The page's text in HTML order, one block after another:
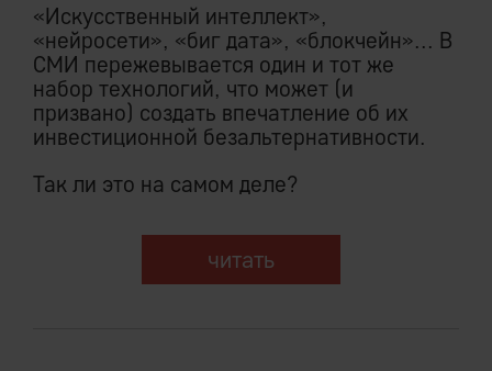
«Искусственный интеллект»,
«нейросети», «биг дата», «блокчейн»... В
СМИ пережевывается один и тот же
набор технологий, что может (и
призвано) создать впечатление об их
инвестиционной безальтернативности.
Так ли это на самом деле?
читать